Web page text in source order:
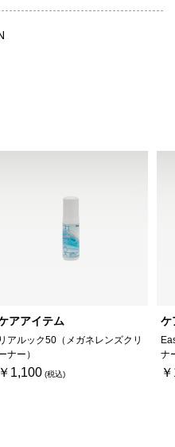
アアイテム
リアルック50（メガネレンズクリ
ナー）
￥1,100
ケ
ナ